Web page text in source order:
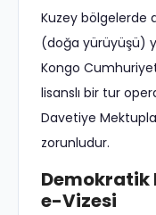
Kuzey bölgelerde
(doğa yürüyüşü)
Kongo
lisanslı bir tur
Davetiye
zorunludur.
Demokratik
e-Vizesi